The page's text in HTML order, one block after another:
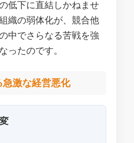
低下に直結しかねませ
織の弱体化が、競合他
中でさらなる苦戦を強
ったのです。
激な経営悪化